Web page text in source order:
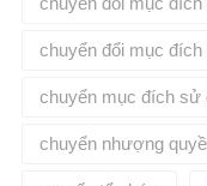
chuyển đổi mục
chuyển mục đích sử
chuyển nhượng